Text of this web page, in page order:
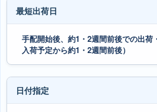
最短出荷日
手配開始後、約1・2週間前後での出荷
入荷予定から約1・2週間前後）
日付指定